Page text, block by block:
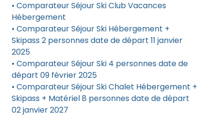
• Comparateur Séjour Ski Club Vacances
Hébergement
• Comparateur Séjour Ski Hébergement +
Skipass 2 personnes date de départ 11 janvier
2025
• Comparateur Séjour Ski 4 personnes date de
départ 09 février 2025
• Comparateur Séjour Ski Chalet Hébergement +
Skipass + Matériel 8 personnes date de départ
02 janvier 2027